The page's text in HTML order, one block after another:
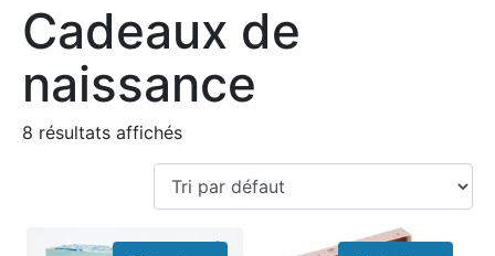
Cadeaux de
naissance
8 résultats affichés